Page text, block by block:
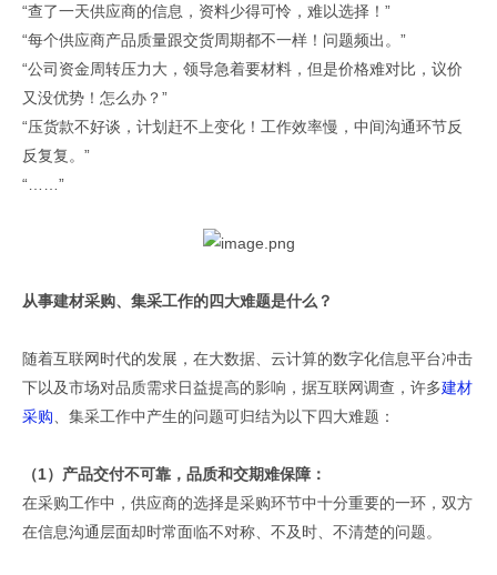
“查了一天供应商的信息，资料少得可怜，难以选择！”
“每个供应商产品质量跟交货周期都不一样！问题频出。”
“公司资金周转压力大，领导急着要材料，但是价格难对比，议价
又没优势！怎么办？”
“压货款不好谈，计划赶不上变化！工作效率慢，中间沟通环节反
反复复。”
“……”
从事建材采购、集采工作的四大难题是什么？
随着互联网时代的发展，在大数据、云计算的数字化信息平台冲击
下以及市场对品质需求日益提高的影响，据互联网调查，许多建材
采购、集采工作中产生的问题可归结为以下四大难题：
（1）产品交付不可靠，品质和交期难保障：
在采购工作中，供应商的选择是采购环节中十分重要的一环，双方
在信息沟通层面却时常面临不对称、不及时、不清楚的问题。